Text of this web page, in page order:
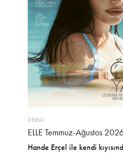
DERGİ
ELLE Temmuz-Ağustos 2026
Hande Erçel ile kendi